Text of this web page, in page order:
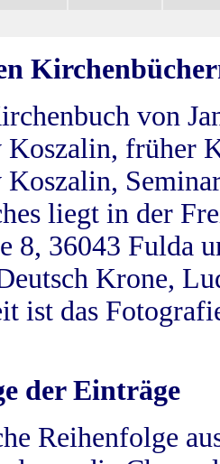
von
Koszalin, früher
Koszalin,
liegt in der
8, 36043 Fulda
Krone,
ist das
der Einträge
Reihenfolge